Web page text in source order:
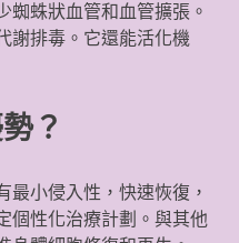
蜘蛛狀血管和血管擴張。
謝排毒。它還能活化機
？
最小侵入性，快速恢復，
個性化治療計劃。與其他